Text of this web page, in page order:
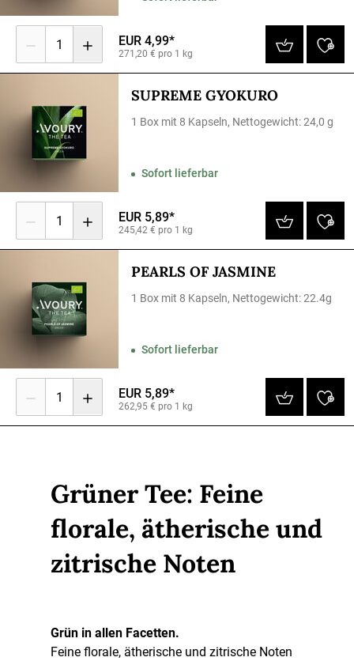
1 EUR 4,99*
271,20 € pro 1 kg
SUPREME GYOKURO
1 Box mit 8 Kapseln, Nettogewicht: 24,0 g
Sofort lieferbar
1 EUR 5,89*
245,42 € pro 1 kg
PEARLS OF JASMINE
1 Box mit 8 Kapseln, Nettogewicht: 22.4g
Sofort lieferbar
1 EUR 5,89*
262,95 € pro 1 kg
Grüner Tee: Feine
florale, ätherische und
zitrische Noten
Grün in allen Facetten.
Feine florale, ätherische und zitrische Noten